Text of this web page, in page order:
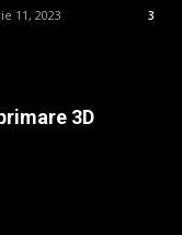
11, 2023 3
3D